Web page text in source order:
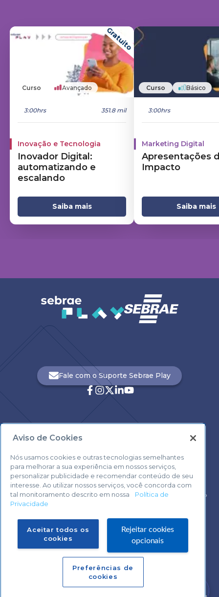
Gratuito
Curso Avançado
3:00hrs 351.8 mil
Inovação e Tecnologia
Inovador Digital:
automatizando e
escalando
Saiba mais
Curso Básico
3:00hrs
Marketing Digital
Apresentações
Impacto
Saiba mais
0800 570 0800
Fale com o Suporte Sebrae Play
Voltar ao topo
Central de Atendimento:
0800 570 0800
Aviso de Cookies
Nós usamos cookies e outras tecnologias semelhantes
para melhorar a sua experiência em nossos serviços,
personalizar publicidade e recomendar conteúdo de seu
interesse. Ao utilizar nossos serviços, você concorda com
tal monitoramento descrito em nossa
Política de
Privacidade
Aceitar todos os
cookies
Rejeitar cookies
opcionais
Preferências de
cookies